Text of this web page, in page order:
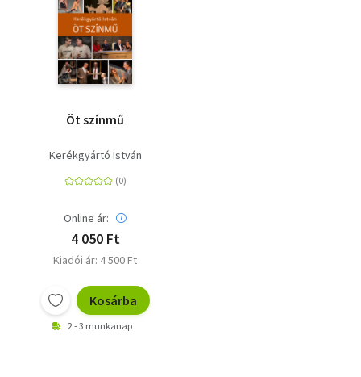
Öt színmű
Kerékgyártó István
Online ár:
4 050 Ft
Kiadói ár: 4 500 Ft
Kosárba
2 - 3 munkanap